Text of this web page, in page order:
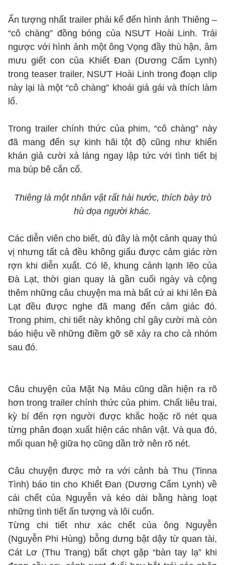
Ấn tượng nhất trailer phải kể đến hình ảnh Thiêng –
“cô chàng” đồng bóng của NSƯT Hoài Linh. Trái
ngược với hình ảnh một ông Vọng đầy thù hận, âm
mưu giết con của Khiết Đan (Dương Cẩm Lynh)
trong teaser trailer, NSƯT Hoài Linh trong đoạn clip
này lại là một “cô chàng” khoái giả gái và thích làm
lố.
Trong trailer chính thức của phim, “cô chàng” này
đã mang đến sự kinh hãi tột độ cũng như khiến
khán giả cười xả láng ngay lập tức với tình tiết bị
ma búp bê cắn cổ.
Thiêng là một nhân vật rất hài hước, thích bày trò
hù dọa người khác.
Các diễn viên cho biết, dù đây là một cảnh quay thú
vị nhưng tất cả đều không giấu được cảm giác rờn
rợn khi diễn xuất. Có lẽ, khung cảnh lạnh lẽo của
Đà Lạt, thời gian quay là gần cuối ngày và cộng
thêm những câu chuyện ma mà bất cứ ai khi lên Đà
Lạt đều được nghe đã mang đến cảm giác đó.
Trong phim, chi tiết này không chỉ gây cười mà còn
báo hiệu về những điềm gỡ sẽ xảy ra cho cả nhóm
sau đó.
Câu chuyện của Mặt Nạ Máu cũng dần hiện ra rõ
hơn trong trailer chính thức của phim. Chất liêu trai,
kỳ bí đến rợn người được khắc hoặc rõ nét qua
từng phân đoạn xuất hiện các nhân vật. Và qua đó,
mối quan hệ giữa họ cũng dần trở nên rõ nét.
Câu chuyện được mở ra với cảnh bà Thu (Tinna
Tình) báo tin cho Khiết Đan (Dương Cẩm Lynh) về
cái chết của Nguyễn và kéo dài bằng hàng loạt
những tình tiết ấn tượng và lôi cuốn.
Từng chi tiết như xác chết của ông Nguyễn
(Nguyễn Phi Hùng) bỗng dưng bật dậy từ quan tài,
Cát Lơ (Thu Trang) bất chợt gặp “bàn tay lạ” khi